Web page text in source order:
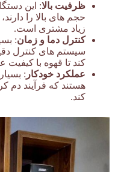
ظرفیت بالا: این
حجم های بالا را
زیاد مشتری است.
کنترل دما و زمان:
سیستم های کنترل
کند تا قهوه با کیفیت
عملکرد خودکار :
هستند که فرآیند دم
کند.